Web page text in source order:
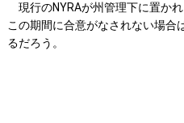
現行のNYRAが州管理下に置か
この期間に合意がなされない場合
るだろう。